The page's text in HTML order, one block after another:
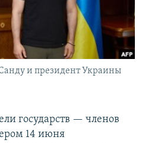
и президент Украины
государств — членов
14 июня